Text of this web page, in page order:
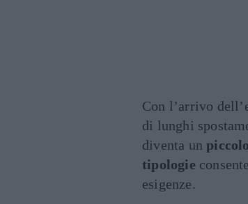
Con l’arrivo
di lunghi
diventa un
tipologie
esigenze.